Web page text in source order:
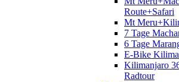
Route+Safari
Mt
7 Tage
6 Tage
E-Bike
Kilimanjaro
Radtour